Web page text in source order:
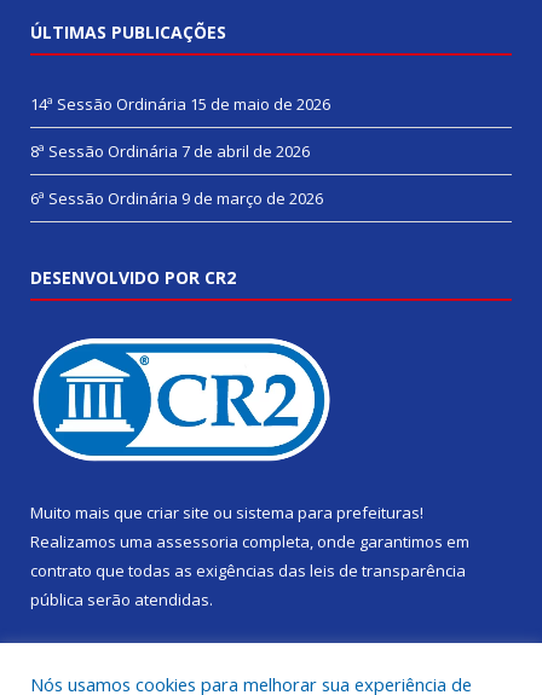
ÚLTIMAS PUBLICAÇÕES
14ª Sessão Ordinária 15 de maio de 2026
8ª Sessão Ordinária 7 de abril de 2026
6ª Sessão Ordinária 9 de março de 2026
DESENVOLVIDO POR CR2
Muito mais que criar site ou sistema para prefeituras!
Realizamos uma assessoria completa, onde garantimos em
contrato que todas as exigências das leis de transparência
pública serão atendidas.
Nós usamos cookies para melhorar sua experiência de